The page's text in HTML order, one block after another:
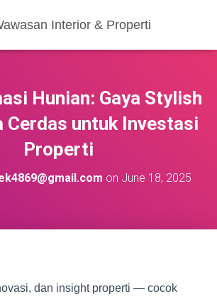
Interior & Properti
Hunian: Gaya Stylish
Cerdas untuk Investasi
Properti
on June 18, 2025
dan insight properti — cocok